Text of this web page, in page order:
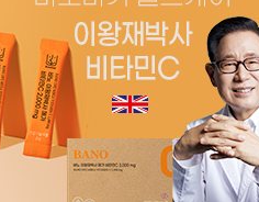
더보기
포토